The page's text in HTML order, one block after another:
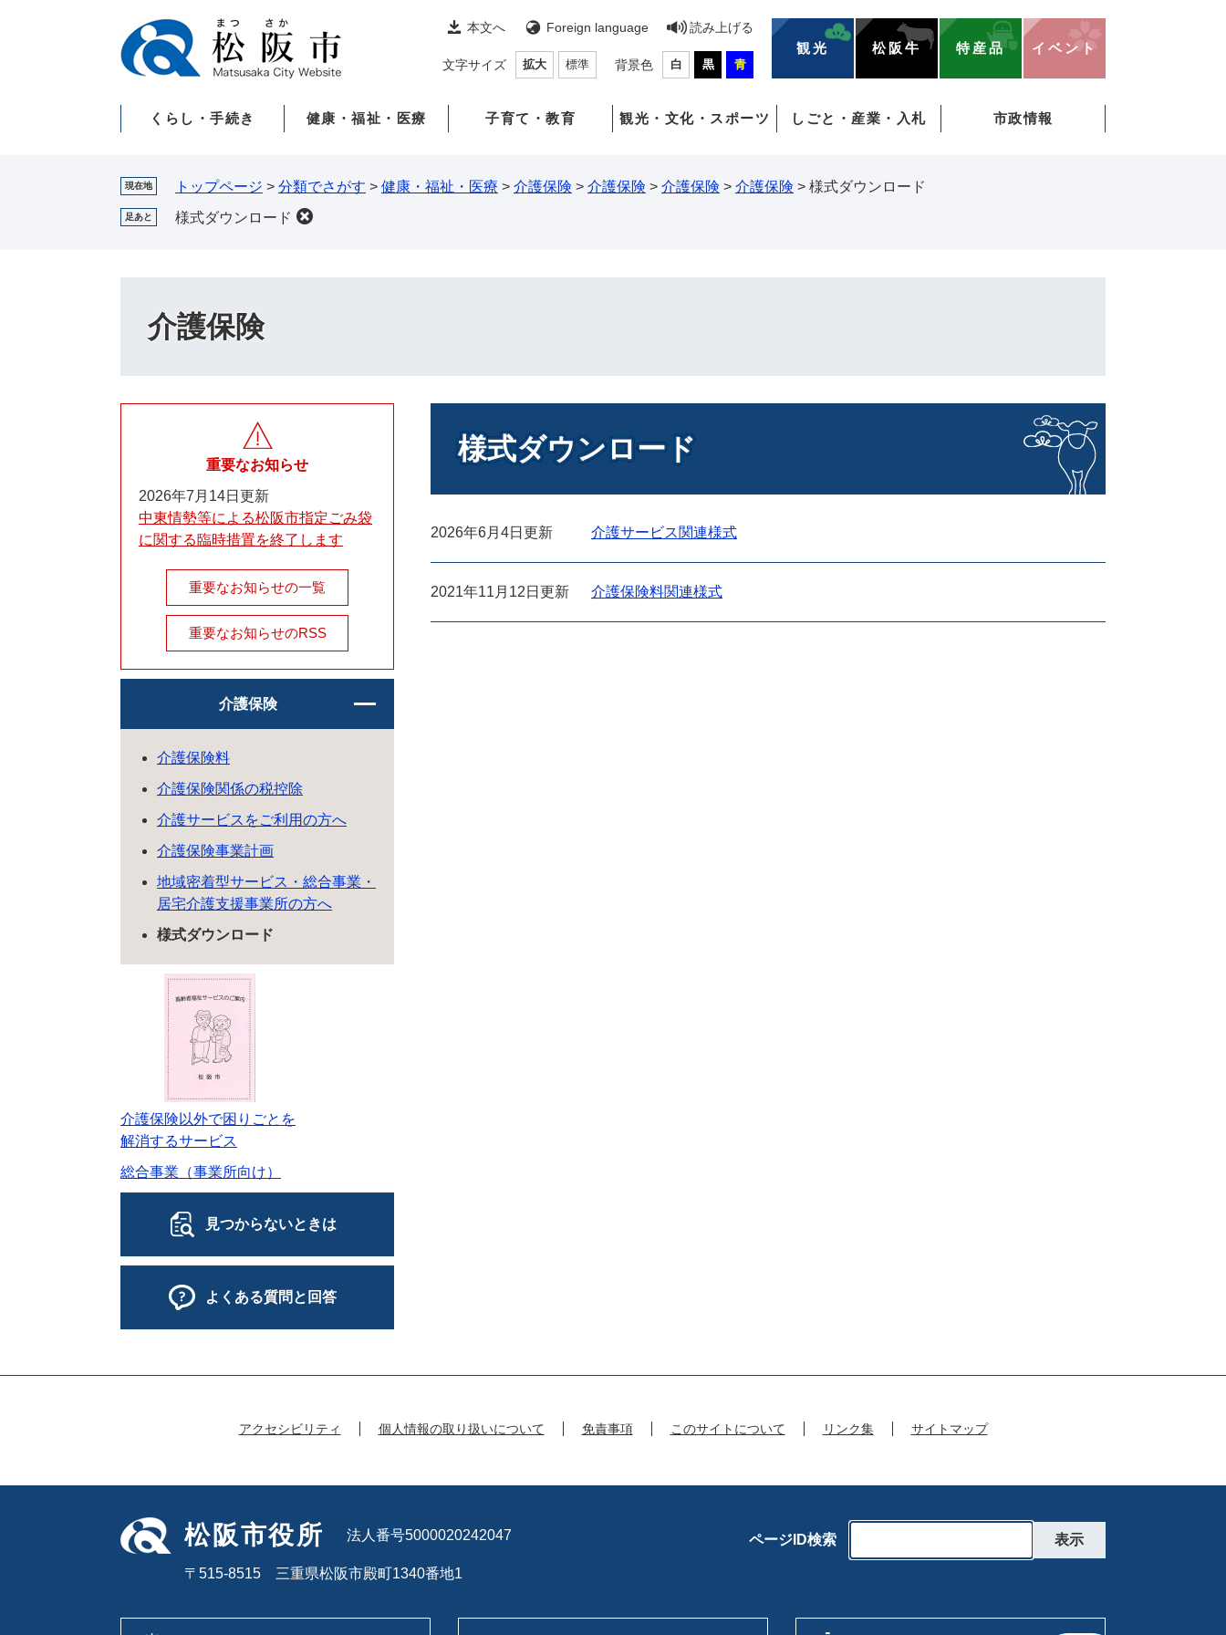
本文へ Foreign language 読み上げる
文字サイズ 拡大 標準 背景色 白 黒 青
観光 松阪牛 特産品 イベント
くらし・手続き 健康・福祉・医療 子育て・教育 観光・文化・スポーツ しごと・産業・入札 市政情報
現在地 トップページ > 分類でさがす > 健康・福祉・医療 > 介護保険 > 介護保険 > 介護保険 > 介護保険 > 様式ダウンロード
足あと 様式ダウンロード
介護保険
様式ダウンロード
2026年6月4日更新 介護サービス関連様式
2021年11月12日更新 介護保険料関連様式
重要なお知らせ
2026年7月14日更新
中東情勢等による松阪市指定ごみ袋
に関する臨時措置を終了します
重要なお知らせの一覧
重要なお知らせのRSS
介護保険
介護保険料
介護保険関係の税控除
介護サービスをご利用の方へ
介護保険事業計画
地域密着型サービス・総合事業・
居宅介護支援事業所の方へ
様式ダウンロード
介護保険以外で困りごとを
解消するサービス
総合事業（事業所向け）
見つからないときは
よくある質問と回答
アクセシビリティ 個人情報の取り扱いについて 免責事項 このサイトについて リンク集 サイトマップ
松阪市役所 法人番号5000020242047
〒515-8515 三重県松阪市殿町1340番地1
ページID検索